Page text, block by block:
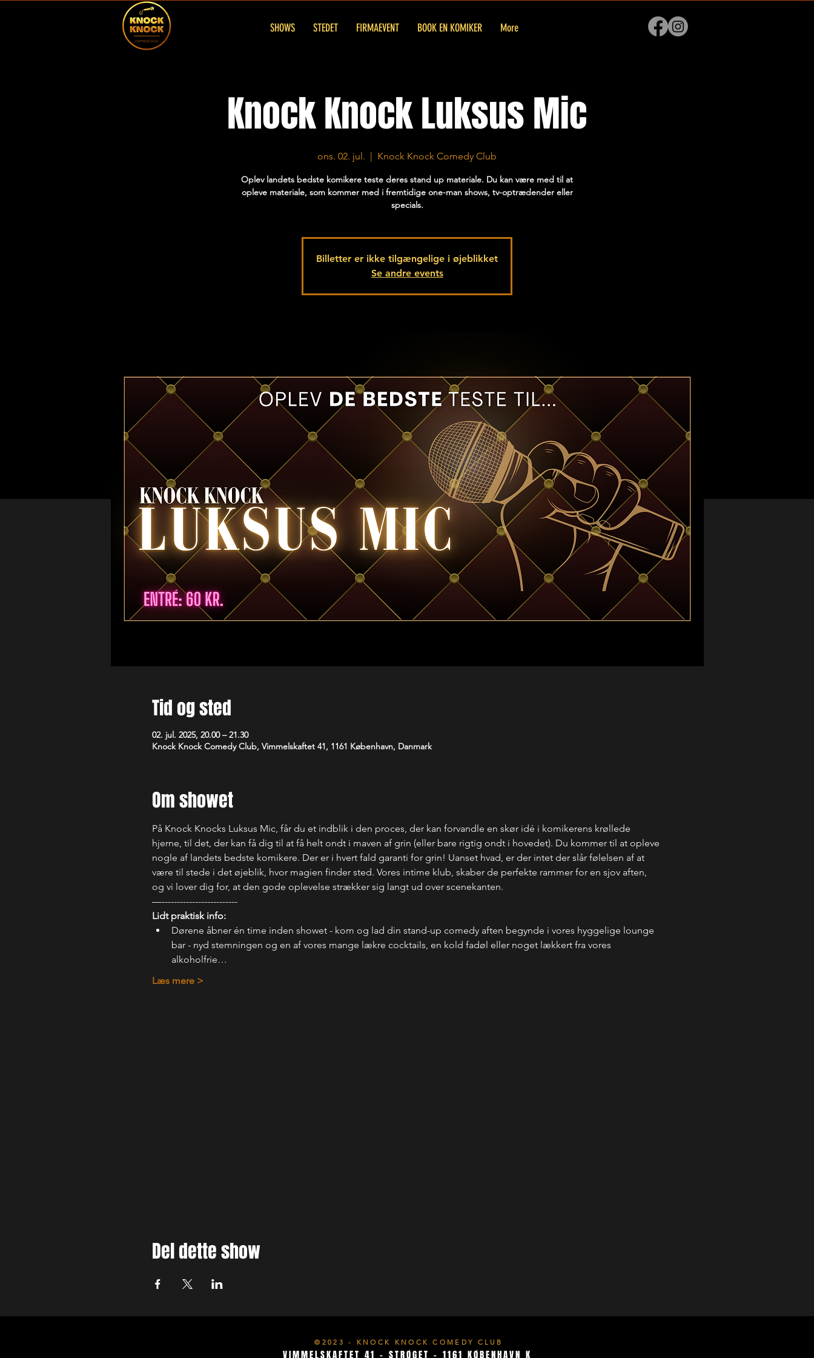
SHOWS STEDET FIRMAEVENT BOOK EN KOMIKER More
Knock Knock Luksus Mic
ons. 02. jul.
  |
Knock Knock Comedy Club
Oplev landets bedste komikere teste deres stand up materiale. Du kan være med til at
opleve materiale, som kommer med i fremtidige one-man shows, tv-optrædender eller
specials.
Billetter er ikke tilgængelige i øjeblikket
Se andre events
Tid og sted
02. jul. 2025, 20.00 – 21.30
Knock Knock Comedy Club, Vimmelskaftet 41, 1161 København, Danmark
Om showet
På Knock Knocks Luksus Mic, får du et indblik i den proces, der kan forvandle en skør idé i komikerens krøllede
hjerne, til det, der kan få dig til at få helt ondt i maven af grin (eller bare rigtig ondt i hovedet). Du kommer til at opleve
nogle af landets bedste komikere. Der er i hvert fald garanti for grin! Uanset hvad, er der intet der slår følelsen af at
være til stede i det øjeblik, hvor magien finder sted. Vores intime klub, skaber de perfekte rammer for en sjov aften,
og vi lover dig for, at den gode oplevelse strækker sig langt ud over scenekanten.
—-------------------------
Lidt praktisk info:
Dørene åbner én time inden showet - kom og lad din stand-up comedy aften begynde i vores hyggelige lounge
bar - nyd stemningen og en af vores mange lækre cocktails, en kold fadøl eller noget lækkert fra vores
alkoholfrie…
Læs mere >
Del dette show
©2023 - KNOCK KNOCK COMEDY CLUB
VIMMELSKAFTET 41 - STRØGET - 1161 KØBENHAVN K